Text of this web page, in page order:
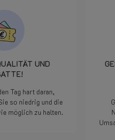
UND
Tag hart daran,
so niedrig und die
möglich zu halten.